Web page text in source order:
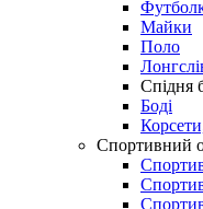
Майки
Поло
Спідня
Боді
Спортивний